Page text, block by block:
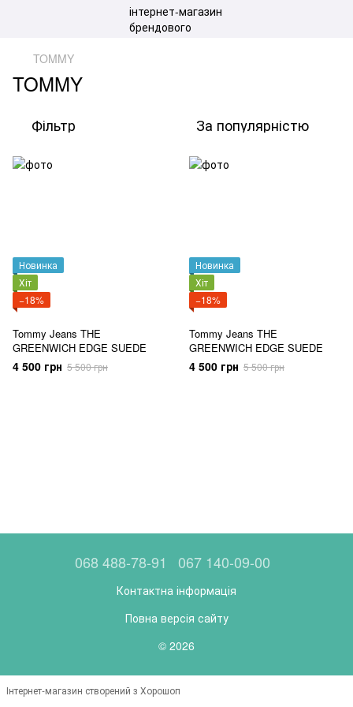
TOMMY
TOMMY
Фільтр За популярністю
Новинка
Хіт
−18%
Tommy Jeans THE
GREENWICH EDGE SUEDE
4 500 грн 5 500 грн
Новинка
Хіт
−18%
Tommy Jeans THE
GREENWICH EDGE SUEDE
4 500 грн 5 500 грн
068 488-78-91 067 140-09-00
Контактна інформація
Повна версія сайту
© 2026
Інтернет-магазин створений з Хорошоп